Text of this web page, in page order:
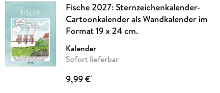
Fische 2027: Sternzeichenkalender-
Cartoonkalender als Wandkalender im
Format 19 x 24 cm.
Kalender
Sofort lieferbar
9,99 €*